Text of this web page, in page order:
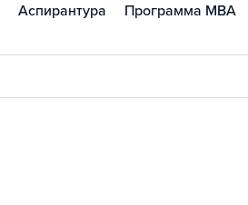
Аспирантура Программа MBA